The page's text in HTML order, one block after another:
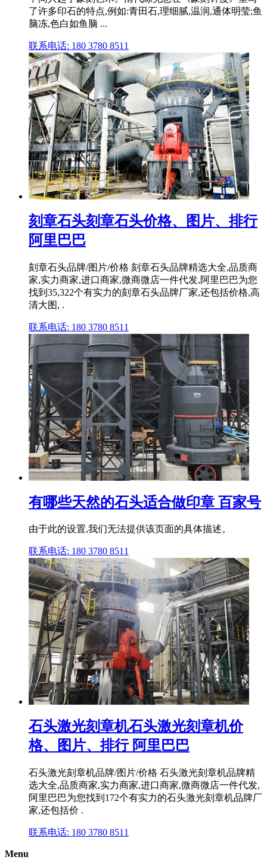
了许多印石的特点,例如:青田石,理细腻,温润,通体明莹;鱼
脑冻,色白如鱼脑 ...
联系电话: 180 3780 8511
刻章石头刻章石头价格、图片、排行
阿里巴巴
刻章石头品牌/图片/价格 刻章石头品牌精选大全,品质商
家,实力商家,进口商家,微商微店一件代发,阿里巴巴为您
找到35,322个有实力的刻章石头品牌厂家,还包括价格,高
清大图, .
联系电话: 180 3780 8511
有哪些天然的石头适合做印章 百家号
由于此的设置,我们无法提供该页面的具体描述。
联系电话: 180 3780 8511
石头激光刻章机石头激光刻章机价
格、图片、排行 阿里巴巴
石头激光刻章机品牌/图片/价格 石头激光刻章机品牌精
选大全,品质商家,实力商家,进口商家,微商微店一件代发,
阿里巴巴为您找到172个有实力的石头激光刻章机品牌厂
家,还包括价 .
联系电话: 180 3780 8511
Menu